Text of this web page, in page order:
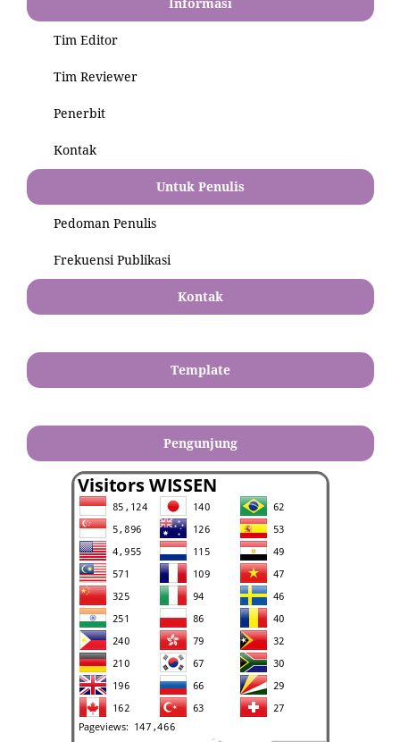
Informasi
Tim Editor
Tim Reviewer
Penerbit
Kontak
Untuk Penulis
Pedoman Penulis
Frekuensi Publikasi
Kontak
Template
Pengunjung